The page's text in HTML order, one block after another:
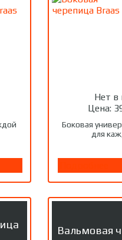
Нет в
Цена:
Боковая
для
Вальмовая